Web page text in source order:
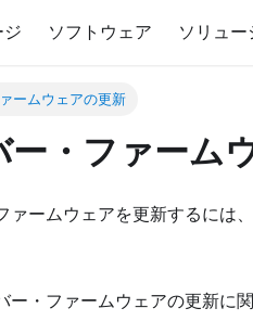
ジ ソフトウェア ソリュー
ームウェアの更新
ー・ファーム
ァームウェアを更新するには
ー・ファームウェアの更新に